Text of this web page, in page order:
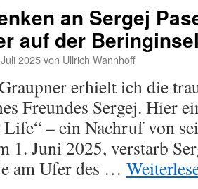
an Sergej
auf der
2025von Ullrich Wannhoff
erhielt ich die
Freundes Sergej. Hier
Life“ – ein Nachruf von
1. Juni 2025, verstarb
am Ufer des …